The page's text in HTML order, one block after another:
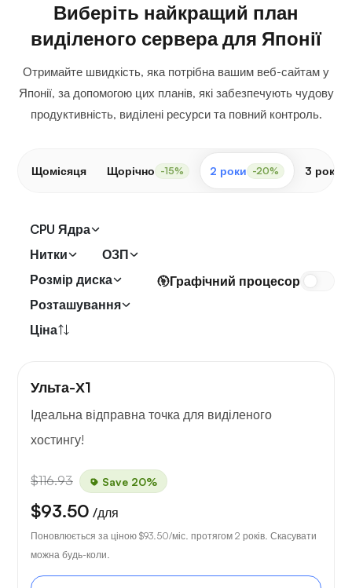
Виберіть найкращий план
виділеного сервера для Японії
Отримайте швидкість, яка потрібна вашим веб-сайтам у
Японії, за допомогою цих планів, які забезпечують чудову
продуктивність, виділені ресурси та повний контроль.
Щомісяця Щорічно -15% 2 роки -20% 3 роки
CPU Ядра
Нитки
ОЗП
Розмір диска
Розташування
Ціна
Графічний процесор
Ульта-Х1
Ідеальна відправна точка для виділеного
хостингу!
$116.93 Save 20%
$93.50 /для
Поновлюється за ціною $93.50/міс. протягом 2 років. Скасувати
можна будь-коли.